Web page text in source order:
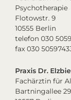
Psychotherapie
Flotowstr. 9
10555 Berlin
telefon 030
fax 030
Praxis Dr.
Fachärztin für
Bartningallee 29